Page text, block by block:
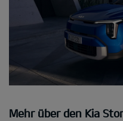
Mehr über den Kia